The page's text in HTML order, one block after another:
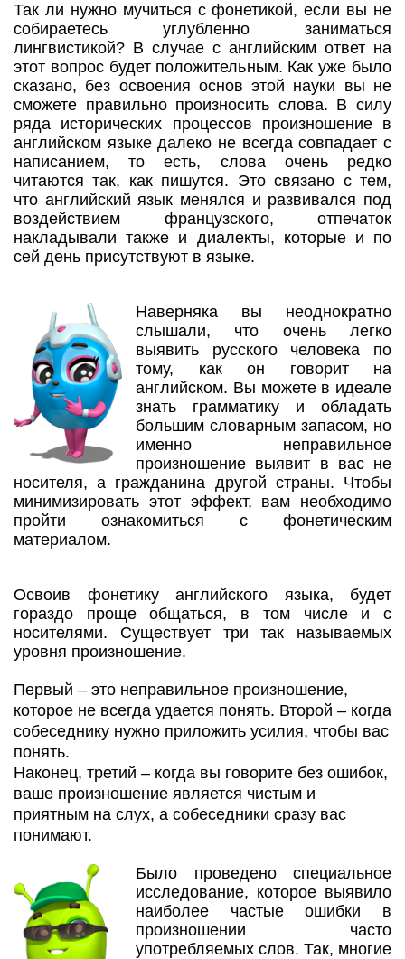
Так ли нужно мучиться с фонетикой, если вы не
собираетесь углубленно заниматься
лингвистикой? В случае с английским ответ на
этот вопрос будет положительным. Как уже было
сказано, без освоения основ этой науки вы не
сможете правильно произносить слова. В силу
ряда исторических процессов произношение в
английском языке далеко не всегда совпадает с
написанием, то есть, слова очень редко
читаются так, как пишутся. Это связано с тем,
что английский язык менялся и развивался под
воздействием французского, отпечаток
накладывали также и диалекты, которые и по
сей день присутствуют в языке.
Наверняка вы неоднократно
слышали, что очень легко
выявить русского человека по
тому, как он говорит на
английском. Вы можете в идеале
знать грамматику и обладать
большим словарным запасом, но
именно неправильное
произношение выявит в вас не
носителя, а гражданина другой страны. Чтобы
минимизировать этот эффект, вам необходимо
пройти ознакомиться с фонетическим
материалом.
Освоив фонетику английского языка, будет
гораздо проще общаться, в том числе и с
носителями. Существует три так называемых
уровня произношение.
Первый – это неправильное произношение,
которое не всегда удается понять. Второй – когда
собеседнику нужно приложить усилия, чтобы вас
понять.
Наконец, третий – когда вы говорите без ошибок,
ваше произношение является чистым и
приятным на слух, а собеседники сразу вас
понимают.
Было проведено специальное
исследование, которое выявило
наиболее частые ошибки в
произношении часто
употребляемых слов. Так, многие